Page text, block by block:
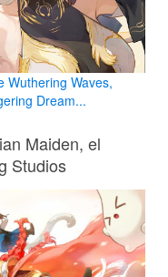
Wuthering Waves,
Dream...
Maiden, el
Studios